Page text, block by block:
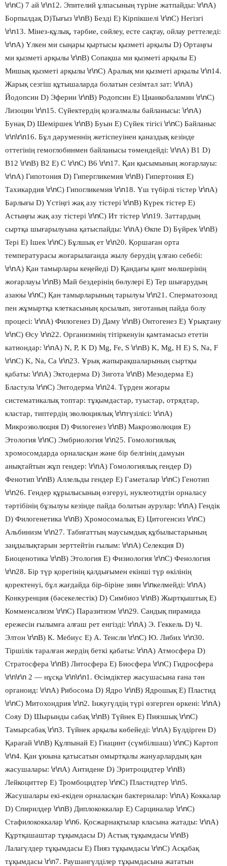
\r\nС) 7 ай \r\n12. Эпителий ұлпасының түріне жатпайды: \r\nА)
Борпылдақ D)Тығыз \r\nВ) Безді Е) Кірпікшелі \r\nС) Негізгі
\r\n13. Мінез-құлық, тәрбие, сөйлеу, есте сақтау, ойлау реттеледі:
\r\nА) Үлкен ми сыңары қыртысы қызметі арқылы D) Ортаңғы
ми қызметі арқылы \r\nВ) Сопақша ми қызметі арқылы Е)
Мишық қызметі арқылы \r\nС) Аралық ми қызметі арқылы \r\n14.
Жарық сезгіш құтышаларда болатын сезімтал зат: \r\nА)
Йодопсин D) Эферин \r\nВ) Родопсин Е) Цианкобаламин \r\nС)
Лизоцин \r\n15. Сүйектердің қозғалмалы байланысы: \r\nА)
Бунақ D) Шеміршек \r\nВ) Буын Е) Сүйек тігісі \r\nС) Байланыс
\r\n\r\n16. Бұл дәруменнің жетіспеуінен қаназдық кезінде
оттегінің гемоглобинмен байланысы төмендейді: \r\nА) В1 D)
В12 \r\nВ) В2 Е) С \r\nС) В6 \r\n17. Қан қысымының жоғарлауы:
\r\nА) Гипотония D) Гипергликемия \r\nВ) Гипертония Е)
Тахикардия \r\nС) Гипогликемия \r\n18. Үш түбірлі тістер \r\nА)
Барлығы D) Үстіңгі жақ азу тістері \r\nВ) Күрек тістер Е)
Астыңғы жақ азу тістері \r\nС) Ит тістер \r\n19. Заттардың
сыртқа шығарылуына қатыспайды: \r\nА) Өкпе D) Бүйрек \r\nВ)
Тері Е) Ішек \r\nС) Бұлшық ет \r\n20. Қоршаған орта
температурасы жоғарылағанда жылу берудің ұлғаю себебі:
\r\nА) Қан тамырлары кеңейеді D) Қандағы қант мөлшерінің
жоғарлауы \r\nВ) Май бездерінің бөлулері Е) Тер шығарудың
азаюы \r\nС) Қан тамырларының тарылуы \r\n21. Сперматозоид
пен жұмыртқа клеткасының қосылып, зиготаның пайда болу
процесі: \r\nА) Филогенез D) Даму \r\nВ) Онтогенез Е) Ұрықтану
\r\nС) Өсу \r\n22. Организмнің тітіркенуін қамтамасыз ететін
катиондар: \r\nА) N, P, K D) Mg, Fe, S \r\nВ) K, Mg, H Е) S, Na, F
\r\nС) K, Na, Ca \r\n23. Ұрық жапырақшаларының сыртқы
қабаты: \r\nА) Эктодерма D) Зигота \r\nВ) Мезодерма Е)
Бластула \r\nС) Энтодерма \r\n24. Түрден жоғары
систематикалық топтар: тұқымдастар, туыстар, отрядтар,
кластар, типтердің эволюциялық \r\nтүзілісі: \r\nА)
Микроэволюция D) Филогенез \r\nВ) Макроэволюция Е)
Этология \r\nС) Эмбриология \r\n25. Гомологиялық
хромосомдарда орналасқан және бір белгінің дамуын
анықтайтын жұп гендер: \r\nА) Гомологиялық гендер D)
Фенотип \r\nВ) Аллельды гендер Е) Гаметалар \r\nС) Генотип
\r\n26. Гендер құрылысының өзгеруі, нуклеотидтін орналасу
тәртібінің бұзылуы кезінде пайда болатын аурулар: \r\nА) Гендік
D) Филогенетика \r\nВ) Хромосомалық Е) Цитогенсиз \r\nС)
Альбинизм \r\n27. Табиғаттың маусымдық құбылыстарының
заңдылықтарын зерттейтін ғылым: \r\nА) Селекция D)
Биоценотика \r\nВ) Этология Е) Физиология \r\nС) Фенология
\r\n28. Бір түр қорегінің қалдығымен екінші түр өкілінің
қоректенуі, бұл жағдайда бір-біріне зиян \r\nкелмейді: \r\nА)
Конкуренция (бәсекелестік) D) Симбиоз \r\nВ) Жыртқыштық Е)
Комменсализм \r\nС) Паразитизм \r\n29. Сандық пирамида
ережесін ғылымға алғаш рет енгізді: \r\nА) Э. Геккель D) Ч.
Элтон \r\nВ) К. Мебиус Е) А. Тенсли \r\nС) Ю. Либих \r\n30.
Тіршілік таралған жердің беткі қабаты: \r\nА) Атмосфера D)
Стратосфера \r\nВ) Литосфера Е) Биосфера \r\nС) Гидросфера
\r\n\r\n 2 — нұсқа \r\n\r\n1. Өсімдіктер жасушасына ғана тән
органоид: \r\nА) Рибосома D) Ядро \r\nВ) Ядрошық Е) Пластид
\r\nС) Митохондрия \r\n2. Інжугүлдің түрі өзгерген өркені: \r\nА)
Сояу D) Шырынды сабақ \r\nВ) Түйнек Е) Пиязшық \r\nС)
Тамырсабақ \r\n3. Түйнек арқылы көбейеді: \r\nА) Бүлдірген D)
Қарағай \r\nВ) Құлпынай Е) Гиацинт (сүмбілшаш) \r\nС) Картоп
\r\n4. Қан ұюына қатысатын омыртқалы жануарлардың қан
жасушалары: \r\nА) Антидене D) Эритроцидтер \r\nВ)
Лейкоциттер Е) Тромбоцидтер \r\nС) Пластидтер \r\n5.
Жасушалары екі-екіден орналасқан бактериалар: \r\nА) Коккалар
D) Спирилдер \r\nВ) Диплококкалар Е) Сарциналар \r\nС)
Стафилококкалар \r\n6. Қосжарнақтылар класына жатады: \r\nА)
Құртқашаштар тұқымдасы D) Астық тұқымдасы \r\nВ)
Лалагүлдер тұқымдасы Е) Пияз тұқымдасы \r\nС) Асқабақ
тұқымдасы \r\n7. Раушангүлділер тұқымдасына жататын